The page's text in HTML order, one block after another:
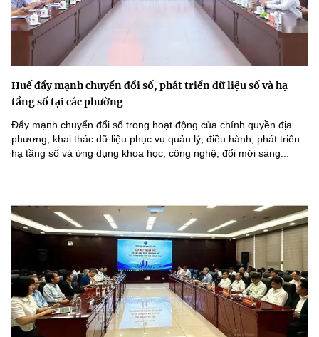
Huế đẩy mạnh chuyển đổi số, phát triển dữ liệu số và hạ
tầng số tại các phường
Đẩy mạnh chuyển đổi số trong hoạt động của chính quyền địa
phương, khai thác dữ liệu phục vụ quản lý, điều hành, phát triển
hạ tầng số và ứng dụng khoa học, công nghệ, đổi mới sáng...